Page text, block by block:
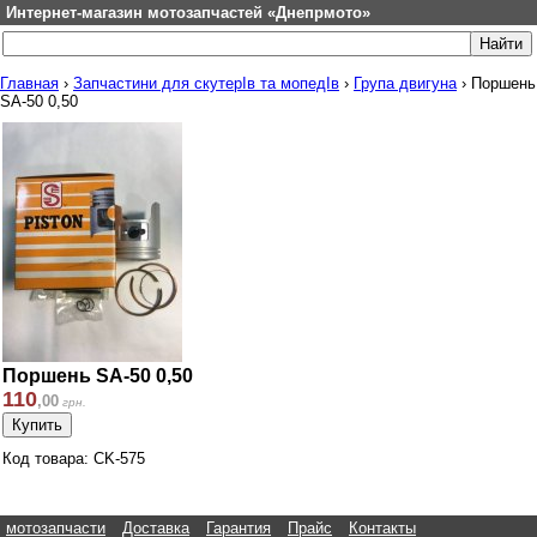
Интернет-магазин мотозапчастей «Днепрмото»
Главная › Запчастини для скутерІв та мопедІв › Група двигуна› Поршень
SA-50 0,50
Поршень SA-50 0,50
110,00 грн.
Код товара: CK-575
мотозапчасти Доставка Гарантия Прайс
Контакты